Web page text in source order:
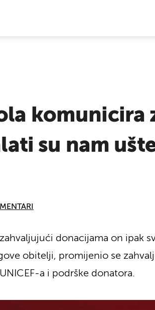
komunicira
su nam
donacijama on ipak
obitelji, promijenio se
a i podrške donatora.